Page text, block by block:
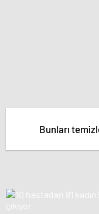
Bunları